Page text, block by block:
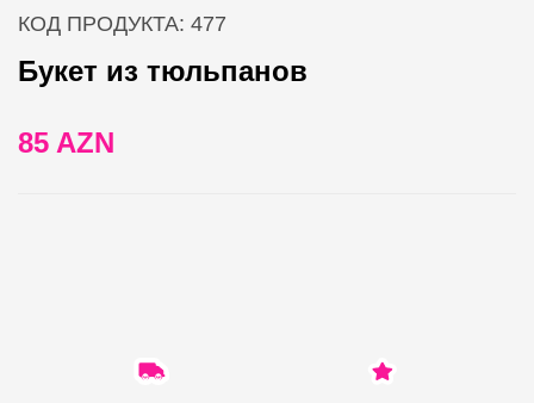
КОД ПРОДУКТА: 477
Букет из тюльпанов
85 AZN